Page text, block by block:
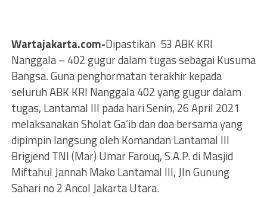
Wartajakarta.com-Dipastikan 53 ABK KRI
Nanggala – 402 gugur dalam tugas sebagai Kusuma
Bangsa. Guna penghormatan terakhir kepada
seluruh ABK KRI Nanggala 402 yang gugur dalam
tugas, Lantamal III pada hari Senin, 26 April 2021
melaksanakan Sholat Ga’ib dan doa bersama yang
dipimpin langsung oleh Komandan Lantamal III
Brigjend TNI (Mar) Umar Farouq, S.A.P. di Masjid
Miftahul Jannah Mako Lantamal III, Jln Gunung
Sahari no 2 Ancol Jakarta Utara.